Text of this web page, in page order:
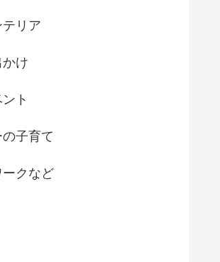
リア
け
ト
子育て
クなど